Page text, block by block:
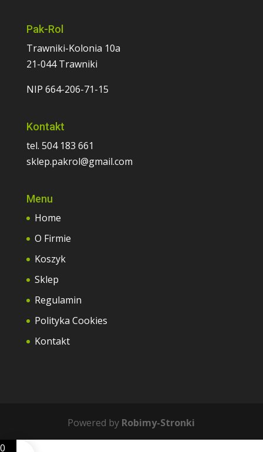
Pak-Rol
Trawniki-Kolonia 10a
21-044 Trawniki
NIP 664-206-71-15
Kontakt
tel. 504 183 661
sklep.pakrol@gmail.com
Menu
Home
O Firmie
Koszyk
Sklep
Regulamin
Polityka Cookies
Kontakt
Powered by Robimy-Stronki
0